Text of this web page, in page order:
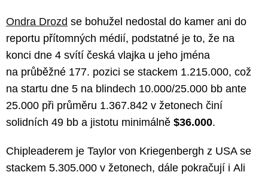
Ondra Drozd se bohužel nedostal do kamer ani do
reportu přítomných médií, podstatné je to, že na
konci dne 4 svítí česká vlajka u jeho jména
na průběžné 177. pozici se stackem 1.215.000, což
na startu dne 5 na blindech 10.000/25.000 bb ante
25.000 při průměru 1.367.842 v žetonech činí
solidních 49 bb a jistotu minimálně $36.000.
Chipleaderem je Taylor von Kriegenbergh z USA se
stackem 5.305.000 v žetonech, dále pokračují i Ali